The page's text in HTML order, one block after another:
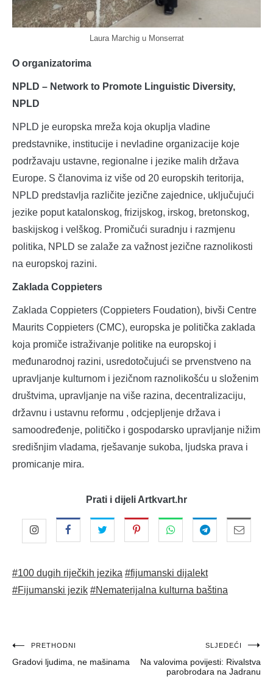
Laura Marchig u Monserrat
O organizatorima
NPLD – Network to Promote Linguistic Diversity,
NPLD
NPLD je europska mreža koja okuplja vladine
predstavnike, institucije i nevladine organizacije koje
podržavaju ustavne, regionalne i jezike malih država
Europe. S članovima iz više od 20 europskih teritorija,
NPLD predstavlja različite jezične zajednice, uključujući
jezike poput katalonskog, frizijskog, irskog, bretonskog,
baskijskog i velškog. Promičući suradnju i razmjenu
politika, NPLD se zalaže za važnost jezične raznolikosti
na europskoj razini.
Zaklada Coppieters
Zaklada Coppieters (Coppieters Foudation), bivši Centre
Maurits Coppieters (CMC), europska je politička zaklada
koja promiče istraživanje politike na europskoj i
međunarodnoj razini, usredotočujući se prvenstveno na
upravljanje kulturnom i jezičnom raznolikošću u složenim
društvima, upravljanje na više razina, decentralizaciju,
državnu i ustavnu reformu , odcjepljenje država i
samoodređenje, političko i gospodarsko upravljanje nižim
središnjim vladama, rješavanje sukoba, ljudska prava i
promicanje mira.
Prati i dijeli Artkvart.hr
#100 dugih riječkih jezika #fijumanski dijalekt
#Fijumanski jezik #Nematerijalna kulturna baština
Navigacija
objava
PRETHODNI
Gradovi ljudima, ne mašinama
SLJEDEĆI
Na valovima povijesti: Rivalstva
parobrodara na Jadranu